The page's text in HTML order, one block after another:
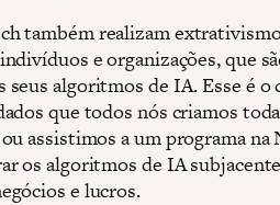
também realizam
e organizações, que
seus algoritmos de IA. Esse é o
que todos nós criamos
assistimos a um programa
os algoritmos de IA
e lucros.